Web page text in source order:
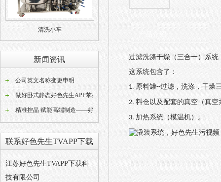
清洗小车
新闻资讯
公司英文名称变更申明
联系好色先生TVAPP下载
江苏好色先生TVAPP下载科
技有限公司
过滤洗涤干燥（三合一）系统
这系统包含了 ：
1. 原料罐--过滤，洗涤，干
2. 料仓以及配套的真空（真空
3. 加热系统（模温机）。